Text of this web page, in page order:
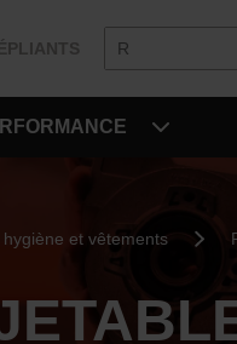
et vêtements